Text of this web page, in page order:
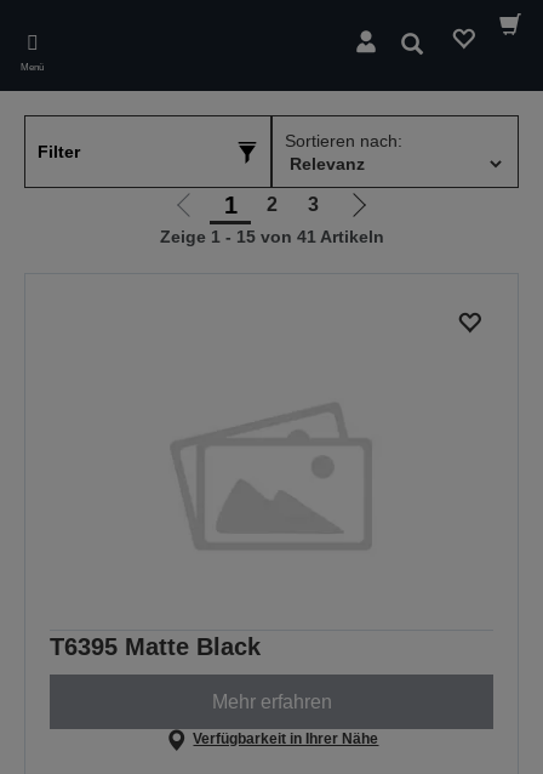
main
content
Menü
Suchen
Filter
Sortieren nach:
Zur
vorherigen
1 2 3
Zur
nächsten
Zeige 1 - 15 von 41 Artikeln
T6395 Matte Black
Mehr erfahren
Verfügbarkeit in Ihrer Nähe